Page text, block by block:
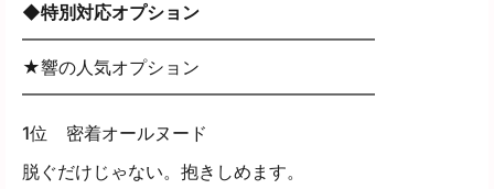
◆特別対応オプション
━━━━━━━━━━━━━━━━━━━━
★響の人気オプション
━━━━━━━━━━━━━━━━━━━━
1位 密着オールヌード
脱ぐだけじゃない。抱きしめます。